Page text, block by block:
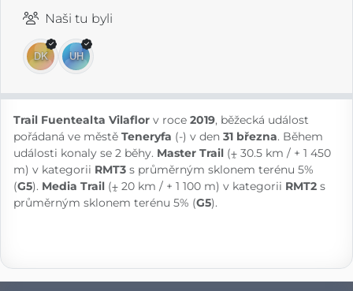
Naši tu byli
Trail Fuentealta Vilaflor v roce 2019, běžecká událost
pořádaná ve městě Teneryfa (-) v den 31 března. Během
události konaly se 2 běhy. Master Trail (⨦ 30.5 km / + 1 450
m) v kategorii RMT3 s průměrným sklonem terénu 5%
(G5). Media Trail (⨦ 20 km / + 1 100 m) v kategorii RMT2 s
průměrným sklonem terénu 5% (G5).